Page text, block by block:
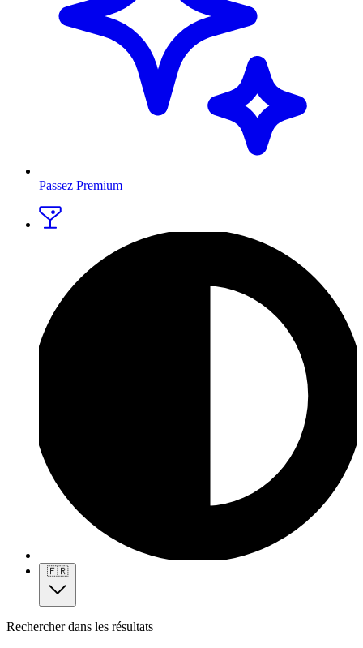
Passez Premium
🇫🇷
Rechercher dans les résultats